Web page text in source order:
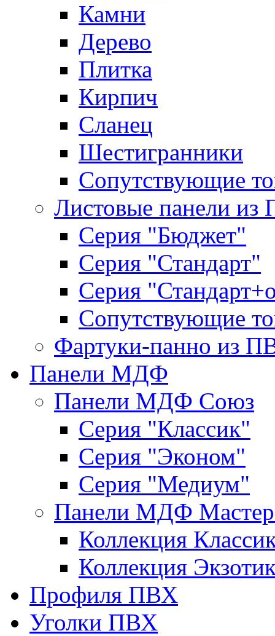
Камни
Дерево
Плитка
Кирпич
Сланец
Шестигранники
Сопутствующие
Листовые панели из
Серия "Бюджет"
Серия "Стандарт"
Серия
Сопутствующие
Фартуки-панно из
Панели МДФ
Панели МДФ Союз
Серия "Классик"
Серия "Эконом"
Серия "Медиум"
Панели МДФ
Коллекция
Коллекция
Профиля ПВХ
Уголки ПВХ